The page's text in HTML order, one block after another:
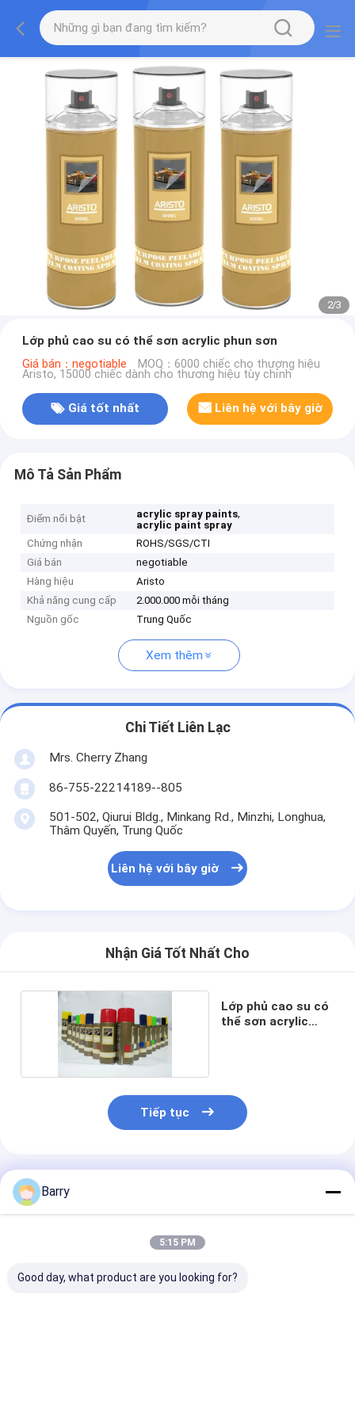
2/3
Lớp phủ cao su có thể sơn acrylic phun sơn
Giá bán：negotiable MOQ：6000 chiếc cho thương hiệu
Aristo, 15000 chiếc dành cho thương hiệu tùy chỉnh
Giá tốt nhất Liên hệ với bây giờ
Mô Tả Sản Phẩm
Điểm nổi bật acrylic spray paints,
acrylic paint spray
Chứng nhận
ROHS/SGS/CTI
Giá bán
negotiable
Hàng hiệu
Aristo
Khả năng cung cấp
2.000.000 mỗi tháng
Nguồn gốc
Trung Quốc
Xem thêm
Chi Tiết Liên Lạc
Mrs. Cherry Zhang
86-755-22214189--805
501-502, Qiurui Bldg., Minkang Rd., Minzhi, Longhua,
Thâm Quyến, Trung Quốc
Liên hệ với bây giờ
Nhận Giá Tốt Nhất Cho
Lớp phủ cao su có
thể sơn acrylic
Tiếp tục
Sản Phẩm Khuyến Cáo
Barry
5:15 PM
Good day, what product are you looking for?